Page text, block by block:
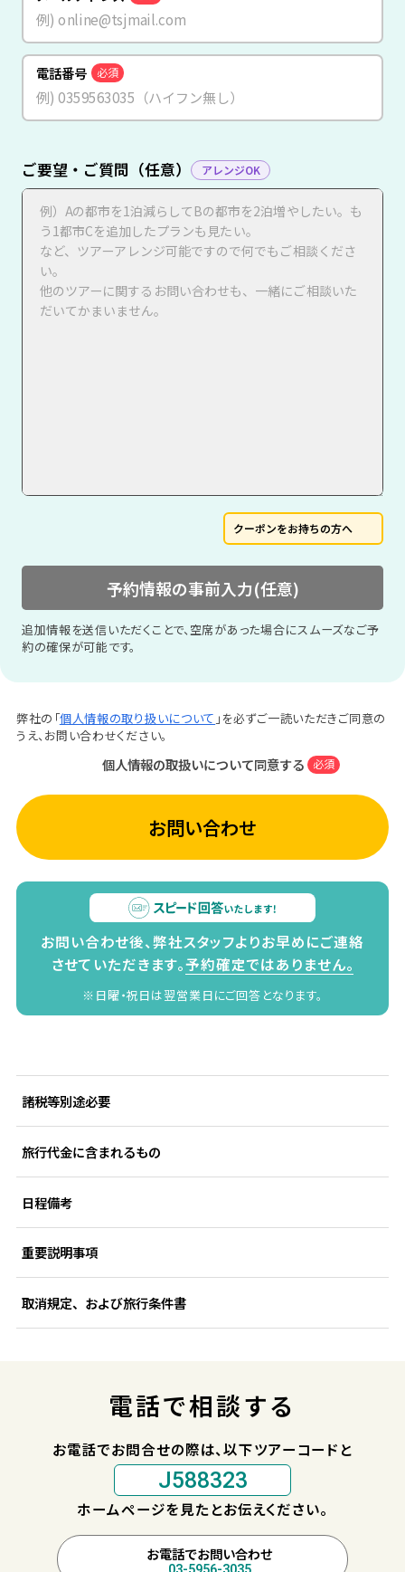
電話番号 必須
ご要望・ご質問（任意） アレンジOK
クーポンをお持ちの方へ
予約情報の事前入力(任意)
追加情報を送信いただくことで、空席があった場合にスムーズなご予
約の確保が可能です。
弊社の「個人情報の取り扱いについて 」を必ずご一読いただきご同意の
うえ、お問い合わせください。
個人情報の取扱いについて同意する 必須
お問い合わせ
お問い合わせ後、弊社スタッフよりお早めにご連絡
させていただきます。予約確定ではありません。
※日曜・祝日は翌営業日にご回答となります。
諸税等別途必要
旅行代金に含まれるもの
日程備考
重要説明事項
取消規定、および旅行条件書
電話で相談する
お電話でお問合せの際は、以下ツアーコードと
J588323
ホームページを見たとお伝えください。
お電話でお問い合わせ
03-5956-3035